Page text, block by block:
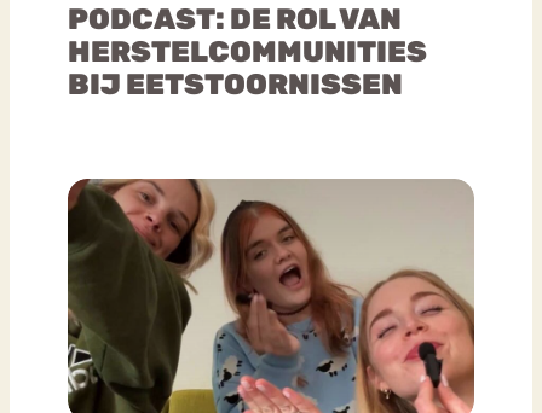
PODCAST: DE ROL VAN
HERSTELCOMMUNITIES
BIJ EETSTOORNISSEN